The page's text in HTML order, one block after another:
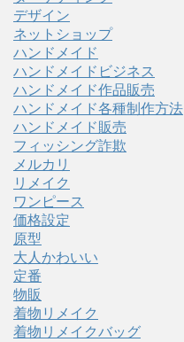
デザイン
ネットショップ
ハンドメイド
ハンドメイドビジネス
ハンドメイド作品販売
ハンドメイド各種制作方法
ハンドメイド販売
フィッシング詐欺
メルカリ
リメイク
ワンピース
価格設定
原型
大人かわいい
定番
物販
着物リメイク
着物リメイクバッグ